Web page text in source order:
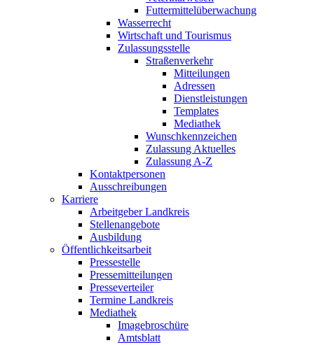
Futtermittelüberwachung
Wasserrecht
Wirtschaft und Tourismus
Zulassungsstelle
Straßenverkehr
Mitteilungen
Adressen
Dienstleistungen
Templates
Mediathek
Wunschkennzeichen
Zulassung Aktuelles
Zulassung A-Z
Kontaktpersonen
Ausschreibungen
Karriere
Arbeitgeber Landkreis
Stellenangebote
Ausbildung
Öffentlichkeitsarbeit
Pressestelle
Pressemitteilungen
Presseverteiler
Termine Landkreis
Mediathek
Imagebroschüre
Amtsblatt